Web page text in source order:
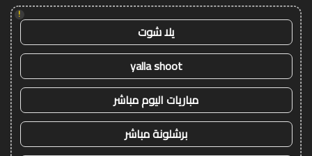
!
يلا شوت
yalla shoot
مباريات اليوم مباشر
برشلونة مباشر